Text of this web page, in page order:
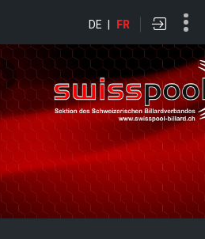
DE | FR